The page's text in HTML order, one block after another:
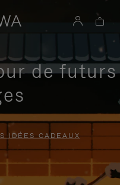
de futurs
IDÉES CADEAUX